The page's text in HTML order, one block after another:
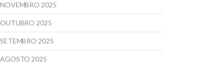
NOVEMBRO 2025
OUTUBRO 2025
SETEMBRO 2025
AGOSTO 2025